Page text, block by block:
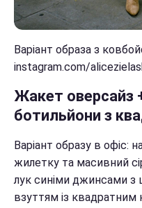
Варіант образа з
instagram.com/
Жакет оверсайз
ботильйони з
Варіант образу в офіс:
жилетку та масивний
лук синіми джинсами
взуттям із квадратним